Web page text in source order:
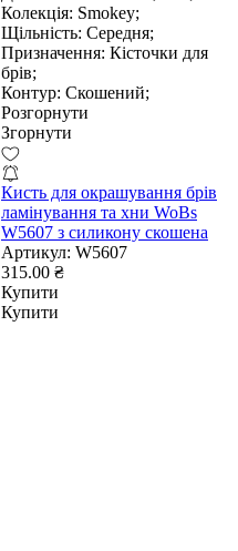
Колекція: Smokey;
Щільність: Середня;
Призначення: Кісточки для
брів;
Контур: Скошений;
Розгорнути
Згорнути
Кисть для окрашування брів
ламінування та хни WoBs
W5607 з силикону скошена
Артикул: W5607
315.00 ₴
Купити
Купити